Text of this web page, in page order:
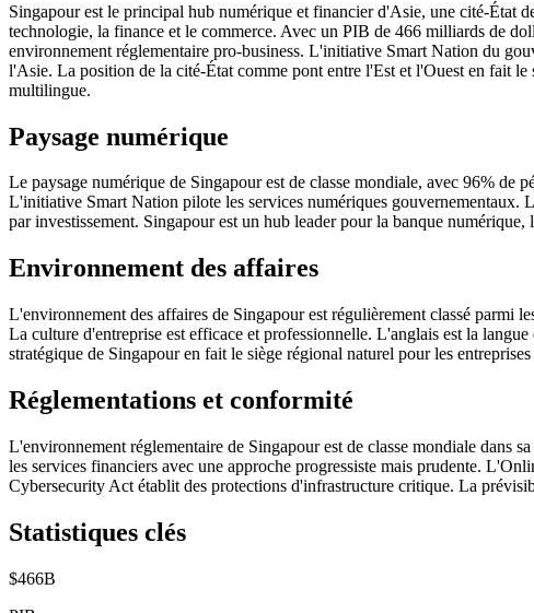
Singapour est le principal hub numérique et financier d'Asie, une cité-État
technologie, la finance et le commerce. Avec un PIB de 466 milliards de
environnement réglementaire pro-business. L'initiative Smart Nation du
l'Asie. La position de la cité-État comme pont entre l'Est et l'Ouest en fait
multilingue.
Paysage numérique
Le paysage numérique de Singapour est de classe mondiale, avec 96% de
L'initiative Smart Nation pilote les services numériques gouvernementaux.
par investissement. Singapour est un hub leader pour la banque
Environnement des affaires
L'environnement des affaires de Singapour est régulièrement classé parmi
La culture d'entreprise est efficace et professionnelle. L'anglais est la
stratégique de Singapour en fait le siège régional naturel pour les
Réglementations et conformité
L'environnement réglementaire de Singapour est de classe mondiale dans
les services financiers avec une approche progressiste mais prudente.
Cybersecurity Act établit des protections d'infrastructure critique. La
Statistiques clés
$466B